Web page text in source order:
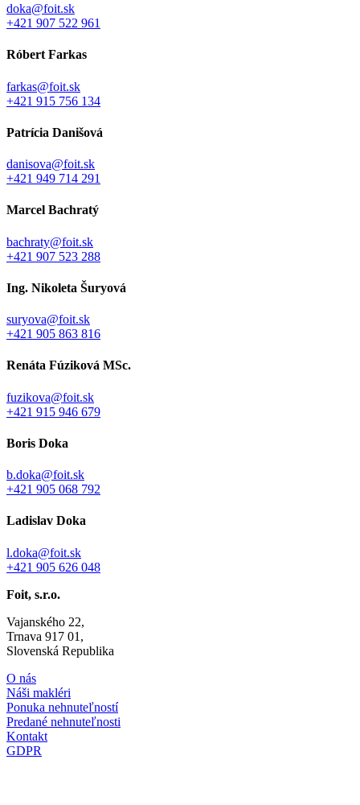
doka@foit.sk
+421 907 522 961
Róbert Farkas
farkas@foit.sk
+421 915 756 134
Patrícia Danišová
danisova@foit.sk
+421 949 714 291
Marcel Bachratý
bachraty@foit.sk
+421 907 523 288
Ing. Nikoleta Šuryová
suryova@foit.sk
+421 905 863 816
Renáta Fúziková MSc.
fuzikova@foit.sk
+421 915 946 679
Boris Doka
b.doka@foit.sk
‪+421 905 068 792‬
Ladislav Doka
l.doka@foit.sk
+421 905 626 048
Foit, s.r.o.
Vajanského 22,
Trnava 917 01,
Slovenská Republika
O nás
Náši makléri
Ponuka nehnuteľností
Predané nehnuteľnosti
Kontakt
GDPR